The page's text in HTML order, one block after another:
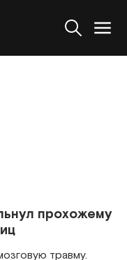
прохожему
травму.